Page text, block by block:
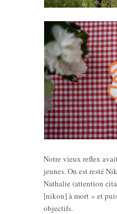
Notre vieux reflex
jeunes. On est resté
Nathalie (attention
[nikon] à mort » et
objectifs.